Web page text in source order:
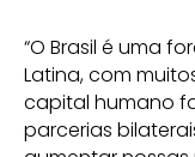
“O Brasil é uma
Latina, com
capital humano
parcerias